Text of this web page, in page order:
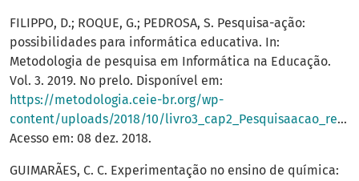
FILIPPO, D.; ROQUE, G.; PEDROSA, S. Pesquisa-ação:
possibilidades para informática educativa. In:
Metodologia de pesquisa em Informática na Educação.
Vol. 3. 2019. No prelo. Disponível em:
https://metodologia.ceie-br.org/wp-
content/uploads/2018/10/livro3_cap2_Pesquisaacao_respostas.pdf
Acesso em: 08 dez. 2018.
GUIMARÃES, C. C. Experimentação no ensino de química: